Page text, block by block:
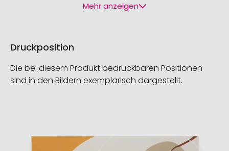
Mehr anzeigen
Druckposition
Die bei diesem Produkt bedruckbaren Positionen
sind in den Bildern exemplarisch dargestellt.